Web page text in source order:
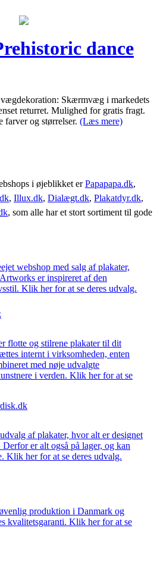
dance
Skærmvæg i markedets
returret. Mulighed for gratis fragt.
og størrelser. (Læs mere)
i øjeblikket erPapapapa.dk,
, Illux.dk, Dialægt.dk, Plakatdyr.dk,
, som alle har et stort sortiment til gode
webshop med salg af plakater,
er inspireret af den
Klik her for at se deres udvalg.
flotte og stilrene plakater til dit
internt i virksomheden, enten
med nøje udvalgte
i verden. Klik her for at se
af plakater, hvor alt er designet
er alt også på lager, og kan
Klik her for at se deres udvalg.
produktion i Danmark og
kvalitetsgaranti. Klik her for at se